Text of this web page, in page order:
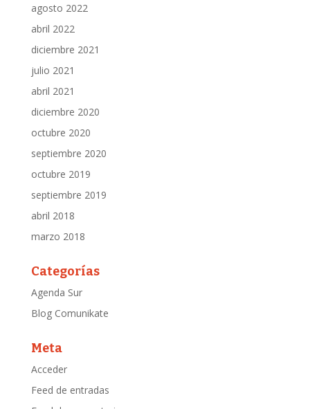
agosto 2022
abril 2022
diciembre 2021
julio 2021
abril 2021
diciembre 2020
octubre 2020
septiembre 2020
octubre 2019
septiembre 2019
abril 2018
marzo 2018
Categorías
Agenda Sur
Blog Comunikate
Meta
Acceder
Feed de entradas